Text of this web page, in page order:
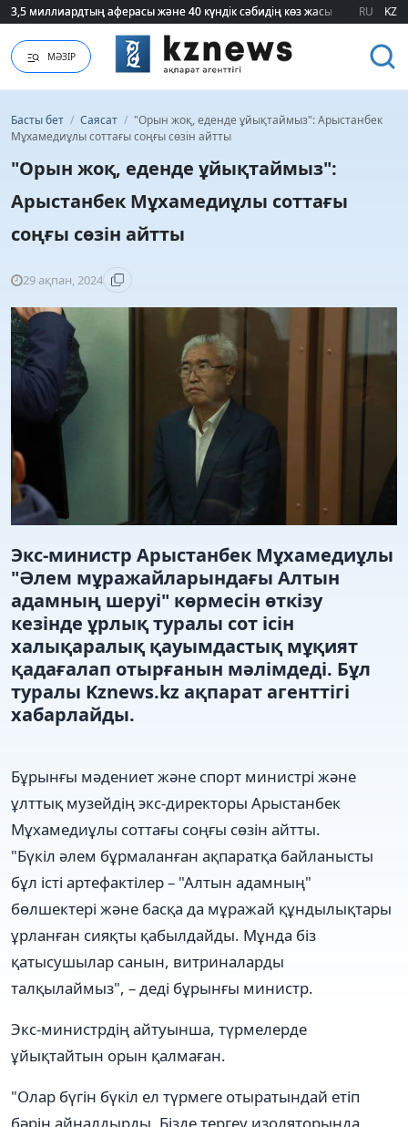
3,5 миллиардтың аферасы және 40 күндік сәбидің көз жасы:
3,5 миллиардтың аферасы және 40 күндік сәбидің көз жасы: RU KZ
МӘЗІР
Басты бет / Саясат / "Орын жоқ, еденде ұйықтаймыз": Арыстанбек
Мұхамедиұлы соттағы соңғы сөзін айтты
"Орын жоқ, еденде ұйықтаймыз":
Арыстанбек Мұхамедиұлы соттағы
соңғы сөзін айтты
29 ақпан, 2024
Экс-министр Арыстанбек Мұхамедиұлы
"Әлем мұражайларындағы Алтын
адамның шеруі" көрмесін өткізу
кезінде ұрлық туралы сот ісін
халықаралық қауымдастық мұқият
қадағалап отырғанын мәлімдеді. Бұл
туралы Kznews.kz ақпарат агенттігі
хабарлайды.
Бұрынғы мәдениет және спорт министрі және
ұлттық музейдің экс-директоры Арыстанбек
Мұхамедиұлы соттағы соңғы сөзін айтты.
"Бүкіл әлем бұрмаланған ақпаратқа байланысты
бұл істі артефактілер – "Алтын адамның"
бөлшектері және басқа да мұражай құндылықтары
ұрланған сияқты қабылдайды. Мұнда біз
қатысушылар санын, витриналарды
талқылаймыз", – деді бұрынғы министр.
Экс-министрдің айтуынша, түрмелерде
ұйықтайтын орын қалмаған.
"Олар бүгін бүкіл ел түрмеге отыратындай етіп
бәрін айналдырды. Бізде тергеу изоляторында